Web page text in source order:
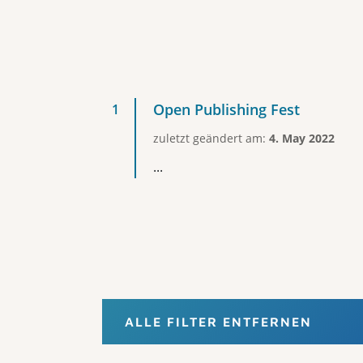
Open Publishing Fest
zuletzt geändert am: 4. May 2022
...
ALLE FILTER ENTFERNEN